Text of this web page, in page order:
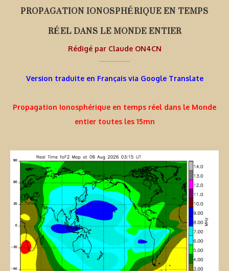
PROPAGATION IONOSPHÉRIQUE EN TEMPS
RÉEL DANS LE MONDE ENTIER
Rédigé par Claude ON4CN
Version traduite en Français via Google Translate
Propagation Ionosphérique en temps réel dans le Monde
entier toutes les 15mn